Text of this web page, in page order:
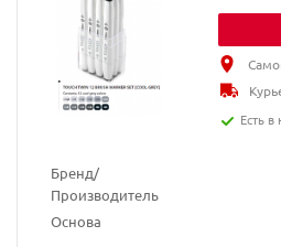
Бренд/
Производитель
Основа
Есть